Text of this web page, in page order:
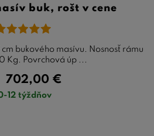
buk, rošt v cene
bukového masívu. Nosnosť rámu
Kg. Povrchová úp ...
702,00 €
12 týždňov